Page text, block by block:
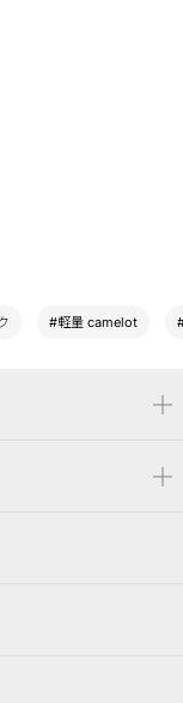
#軽量 camelot